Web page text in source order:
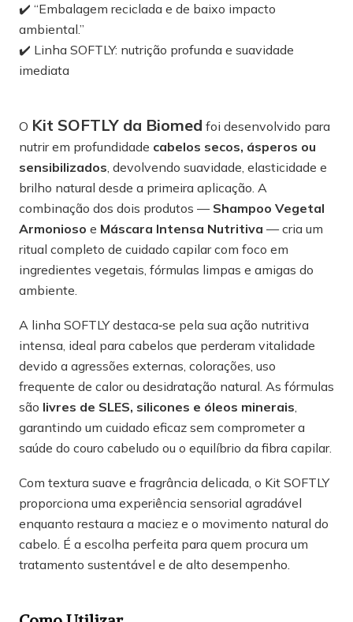
✔️ “Embalagem reciclada e de baixo impacto
ambiental.”
✔️ Linha SOFTLY: nutrição profunda e suavidade
imediata
O Kit SOFTLY da Biomed foi desenvolvido para
nutrir em profundidade cabelos secos, ásperos ou
sensibilizados, devolvendo suavidade, elasticidade e
brilho natural desde a primeira aplicação. A
combinação dos dois produtos — Shampoo Vegetal
Armonioso e Máscara Intensa Nutritiva — cria um
ritual completo de cuidado capilar com foco em
ingredientes vegetais, fórmulas limpas e amigas do
ambiente.
A linha SOFTLY destaca‑se pela sua ação nutritiva
intensa, ideal para cabelos que perderam vitalidade
devido a agressões externas, colorações, uso
frequente de calor ou desidratação natural. As fórmulas
são livres de SLES, silicones e óleos minerais,
garantindo um cuidado eficaz sem comprometer a
saúde do couro cabeludo ou o equilíbrio da fibra capilar.
Com textura suave e fragrância delicada, o Kit SOFTLY
proporciona uma experiência sensorial agradável
enquanto restaura a maciez e o movimento natural do
cabelo. É a escolha perfeita para quem procura um
tratamento sustentável e de alto desempenho.